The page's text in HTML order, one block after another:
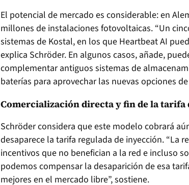
El potencial de mercado es considerable: en
millones de instalaciones fotovoltaicas. “Un
sistemas de Kostal, en los que Heartbeat AI
explica Schröder. En algunos casos, añade,
complementar antiguos sistemas de
baterías para aprovechar las nuevas opciones
Comercialización directa y fin de la tarifa
Schröder considera que este modelo cobrará
desaparece la tarifa regulada de inyección. “La
incentivos que no benefician a la red e incluso
podemos compensar la desaparición de esa
mejores en el mercado libre”, sostiene.